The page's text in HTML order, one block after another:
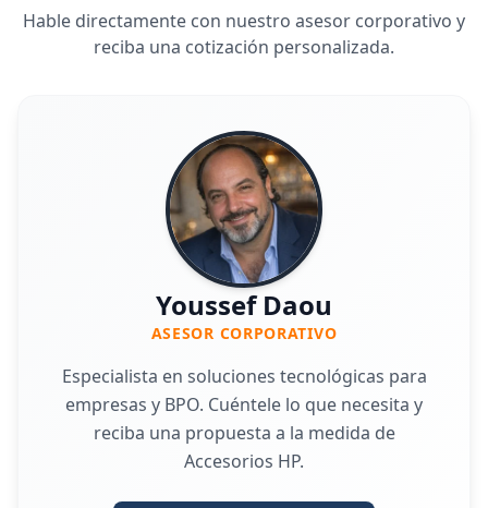
Hable directamente con nuestro asesor corporativo y
reciba una cotización personalizada.
Youssef Daou
ASESOR CORPORATIVO
Especialista en soluciones tecnológicas para
empresas y BPO. Cuéntele lo que necesita y
reciba una propuesta a la medida de
Accesorios HP.